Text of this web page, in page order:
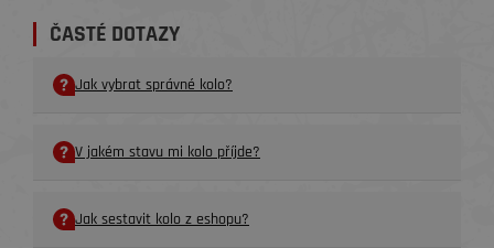
ČASTÉ DOTAZY
Jak vybrat správné kolo?
V jakém stavu mi kolo příjde?
Jak sestavit kolo z eshopu?